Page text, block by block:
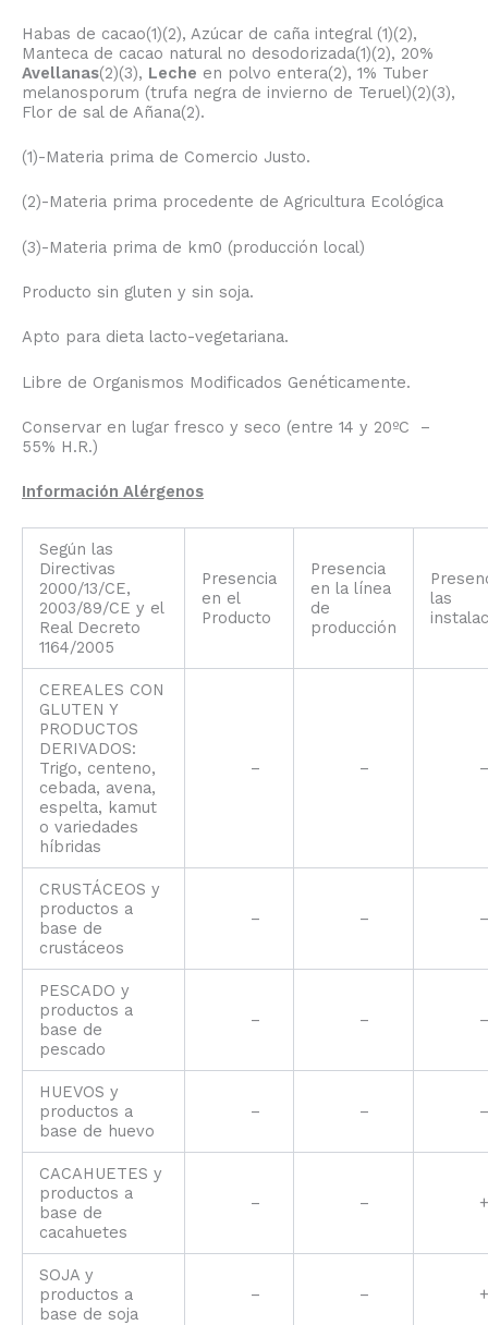
Habas de cacao(1)(2), Azúcar de caña integral (1)(2),
Manteca de cacao natural no desodorizada(1)(2), 20%
Avellanas(2)(3), Leche en polvo entera(2), 1% Tuber
melanosporum (trufa negra de invierno de Teruel)(2)(3),
Flor de sal de Añana(2).
(1)-Materia prima de Comercio Justo.
(2)-Materia prima procedente de Agricultura Ecológica
(3)-Materia prima de km0 (producción local)
Producto sin gluten y sin soja.
Apto para dieta lacto-vegetariana.
Libre de Organismos Modificados Genéticamente.
Conservar en lugar fresco y seco (entre 14 y 20ºC –
55% H.R.)
Información Alérgenos
Según las
Directivas
2000/13/CE,
2003/89/CE y el
Real Decreto
1164/2005
Presencia
en el
Producto
Presencia
en la línea
de
producción
las
CEREALES CON
GLUTEN Y
PRODUCTOS
DERIVADOS:
Trigo, centeno,
cebada, avena,
espelta, kamut
o variedades
híbridas
– – –
CRUSTÁCEOS y
productos a
base de
crustáceos
– – –
PESCADO y
productos a
base de
pescado
– – –
HUEVOS y
productos a
base de huevo
– – –
CACAHUETES y
productos a
base de
cacahuetes
– – +
SOJA y
productos a
base de soja
– – +